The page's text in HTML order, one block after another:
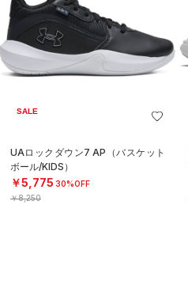
SALE
UAロックダウン7 AP（バスケット
ボール/KIDS）
￥5,775 30%OFF
￥8,250